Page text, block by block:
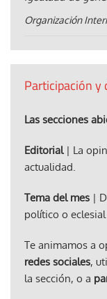
Organización
Participación y
Las secciones
Editorial| La
actualidad.
Tema del mes |
político o
Te animamos a
redes sociales,
la sección, o a